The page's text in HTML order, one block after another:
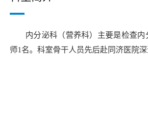
内分泌科（营养科）主要是检查
师1名。科室骨干人员先后赴同济医院